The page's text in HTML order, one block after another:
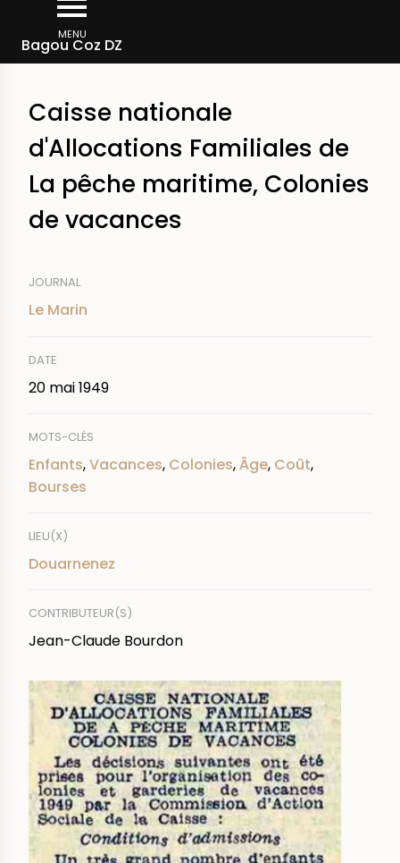
contenu
MENU
Bagou Coz DZ
d'Ariane
Rechercher dans la presse
Caisse nationale
d'Allocations Familiales de
La pêche maritime, Colonies
de vacances
JOURNAL
Le Marin
DATE
20 mai 1949
MOTS-CLÉS
Enfants,Vacances, Colonies,Âge, Coût,
Bourses
LIEU(X)
Douarnenez
CONTRIBUTEUR(S)
Jean-Claude Bourdon
IMAGE